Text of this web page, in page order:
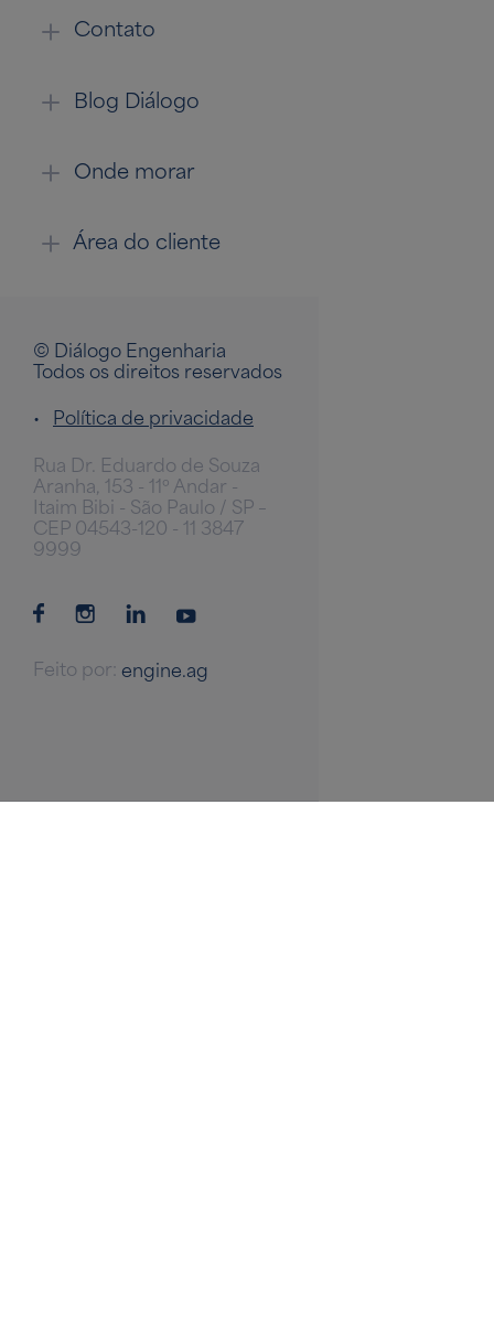
Contato
Blog Diálogo
Onde morar
Área do cliente
© Diálogo Engenharia
Todos os direitos reservados
• Política de privacidade
Rua Dr. Eduardo de Souza
Aranha, 153 - 11º Andar -
Itaim Bibi - São Paulo / SP –
CEP 04543-120 - 11 3847
9999
Feito por: engine.ag